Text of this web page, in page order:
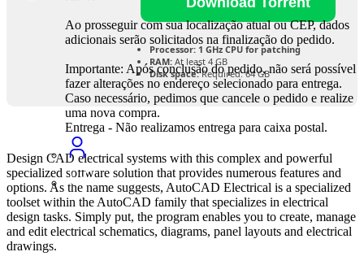
Ao prosseguir com sua localização atual ou CEP, dados
adicionais serão solicitados na finalização do pedido.
Importante: Após conclusão do pedido, não será possível
fazer alterações no endereço selecionado para entrega.
Caso necessário, pedimos que cancele o pedido e realize
uma nova compra.
Entrega - Não realizamos entrega para caixa postal.
Processor: 1 GHz CPU for patching
RAM: At least 4 GB
Disk space:Required: 64 GB
Design CAD electrical systems with this complex and powerful
specialized software solution that provides numerous features and
options. As the name suggests, AutoCAD Electrical is a specialized
toolset within the AutoCAD family that specializes in electrical
design tasks. Simply put, the program enables you to create, manage
and edit electrical schematics, diagrams, panel layouts and electrical
drawings.